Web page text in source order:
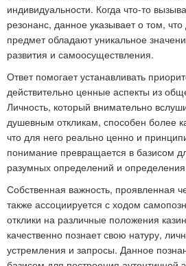
индивидуальности. Когда что-то
резонанс, данное указывает о том,
предмет обладают уникальное
развития и самоосуществления.
Ответ помогает устанавливать
действительно ценные аспекты из
Личность, который внимательно
душевным откликам, способен более
что для него реально ценно и
понимание превращается в базисом
разумных определений и определения
Собственная важность, проявленная
также ассоциируется с ходом
отклики на различные положения
качественно познает свою натуру,
устремления и запросы. Данное